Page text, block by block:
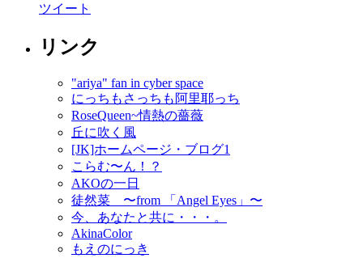
ツイート
リンク
"ariya" fan in cyber space
にっちもさっちも阿里耶っち
RoseQueen~情熱の薔薇
丘に吹く風
[JK]ホームページ・ブログ1
こらむ〜ん！？
AKOの一日
徒然菜 〜from 「Angel Eyes」〜
今、あなたと共に・・・。
AkinaColor
もえのにっき